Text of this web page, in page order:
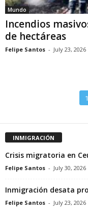
Mundo
Incendios
de hectáreas
Felipe Santos - July 23, 2026
1
INMIGRACIÓN
Crisis migratoria en
Felipe Santos - July 30, 2026
Inmigración desata
Felipe Santos - July 23, 2026